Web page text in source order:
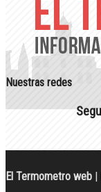
Nuestras redes
El Termometro web |